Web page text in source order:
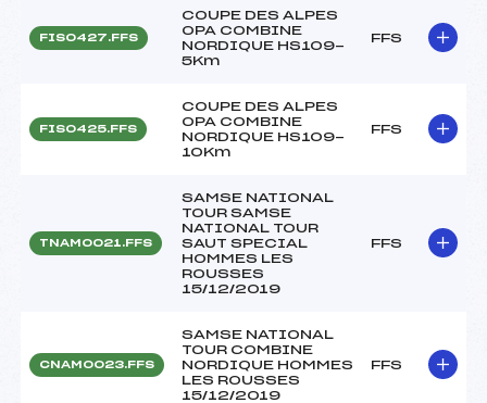
FIS0427.FFS
COUPE DES ALPES
OPA COMBINE
NORDIQUE HS109-
5Km
FFS
FIS0425.FFS
COUPE DES ALPES
OPA COMBINE
NORDIQUE HS109-
10Km
FFS
TNAM0021.FFS
SAMSE NATIONAL
TOUR SAMSE
NATIONAL TOUR
SAUT SPECIAL
HOMMES LES
ROUSSES
15/12/2019
FFS
CNAM0023.FFS
SAMSE NATIONAL
TOUR COMBINE
NORDIQUE HOMMES
LES ROUSSES
15/12/2019
FFS